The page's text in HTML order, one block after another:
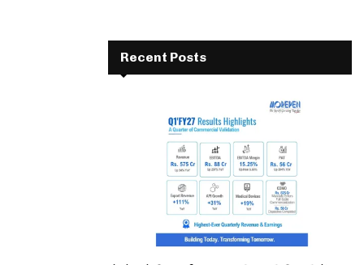
Recent Posts